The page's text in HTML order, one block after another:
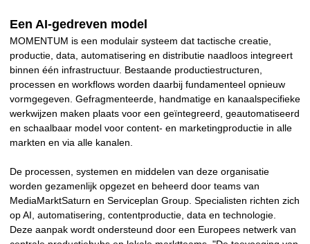
Een AI-gedreven model
MOMENTUM is een modulair systeem dat tactische creatie,
productie, data, automatisering en distributie naadloos integreert
binnen één infrastructuur. Bestaande productiestructuren,
processen en workflows worden daarbij fundamenteel opnieuw
vormgegeven. Gefragmenteerde, handmatige en kanaalspecifieke
werkwijzen maken plaats voor een geïntegreerd, geautomatiseerd
en schaalbaar model voor content- en marketingproductie in alle
markten en via alle kanalen.
De processen, systemen en middelen van deze organisatie
worden gezamenlijk opgezet en beheerd door teams van
MediaMarktSaturn en Serviceplan Group. Specialisten richten zich
op AI, automatisering, contentproductie, data en technologie.
Deze aanpak wordt ondersteund door een Europees netwerk van